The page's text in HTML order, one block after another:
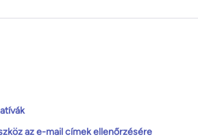
az e-mail címek ellenőrzésére